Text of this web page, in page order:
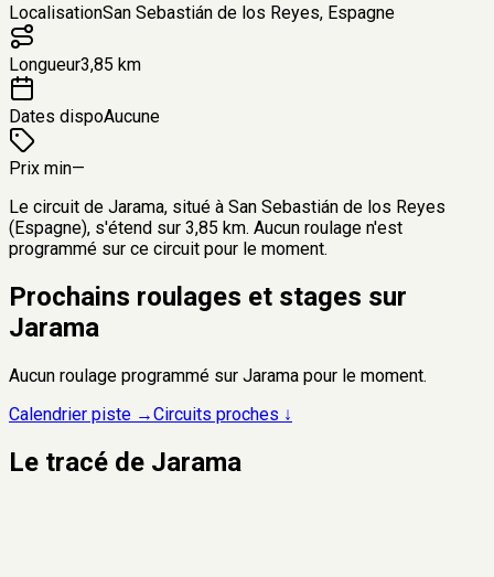
LocalisationSan Sebastián de los Reyes, Espagne
Longueur3,85 km
Dates dispoAucune
Prix min—
Le circuit de Jarama, situé à San Sebastián de los Reyes
(Espagne), s'étend sur 3,85 km. Aucun roulage n'est
programmé sur ce circuit pour le moment.
Prochains roulages et stages sur
Jarama
Aucun roulage programmé sur Jarama pour le moment.
Calendrier piste →Circuits proches ↓
Le tracé de Jarama